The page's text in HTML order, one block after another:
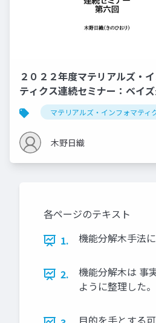
２０２２年度マテリアルズ・
ティクス連続セミナー：ベイ
推薦システムマテリアルズ・インフォマティ
木野日織
各ページのテキスト
1.
機能分解木手法
2.
機能分解木は 事
ように整理した。